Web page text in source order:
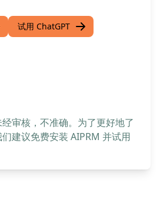
试用 ChatGPT
审核，不准确。为了更好地了
建议免费安装 AIPRM 并试用